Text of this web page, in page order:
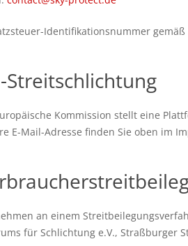
Identifikationsnummer gemäß
Streitschlichtung
Kommission stellt eine
E-Mail-Adresse finden Sie oben im
an einem
für Schlichtung e.V., Straßburger